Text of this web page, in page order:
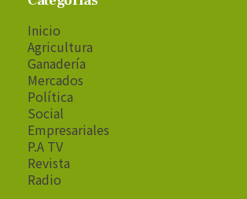
Inicio
Agricultura
Ganadería
Mercados
Política
Social
Empresariales
P.A TV
Revista
Radio